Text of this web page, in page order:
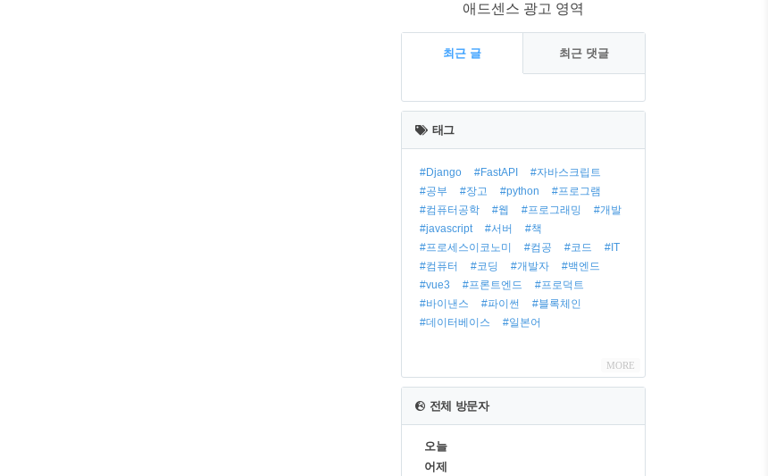
애드센스 광고 영역
최근 글 최근 댓글
최
근
글
태그
#Django #FastAPI
#자바스크립트
#공부
#장고 #python
#프로그램
#컴퓨터공학
#웹 #프로그래밍
#개발
#javascript
#서버
#책
#프로세스이코노미
#컴공 #코드
#IT
#컴퓨터
#코딩 #개발자
#백엔드
#vue3
#프론트엔드
#프로덕트
#바이낸스
#파이썬
#블록체인
#데이터베이스
#일본어
MORE
전체 방문자
오늘
어제